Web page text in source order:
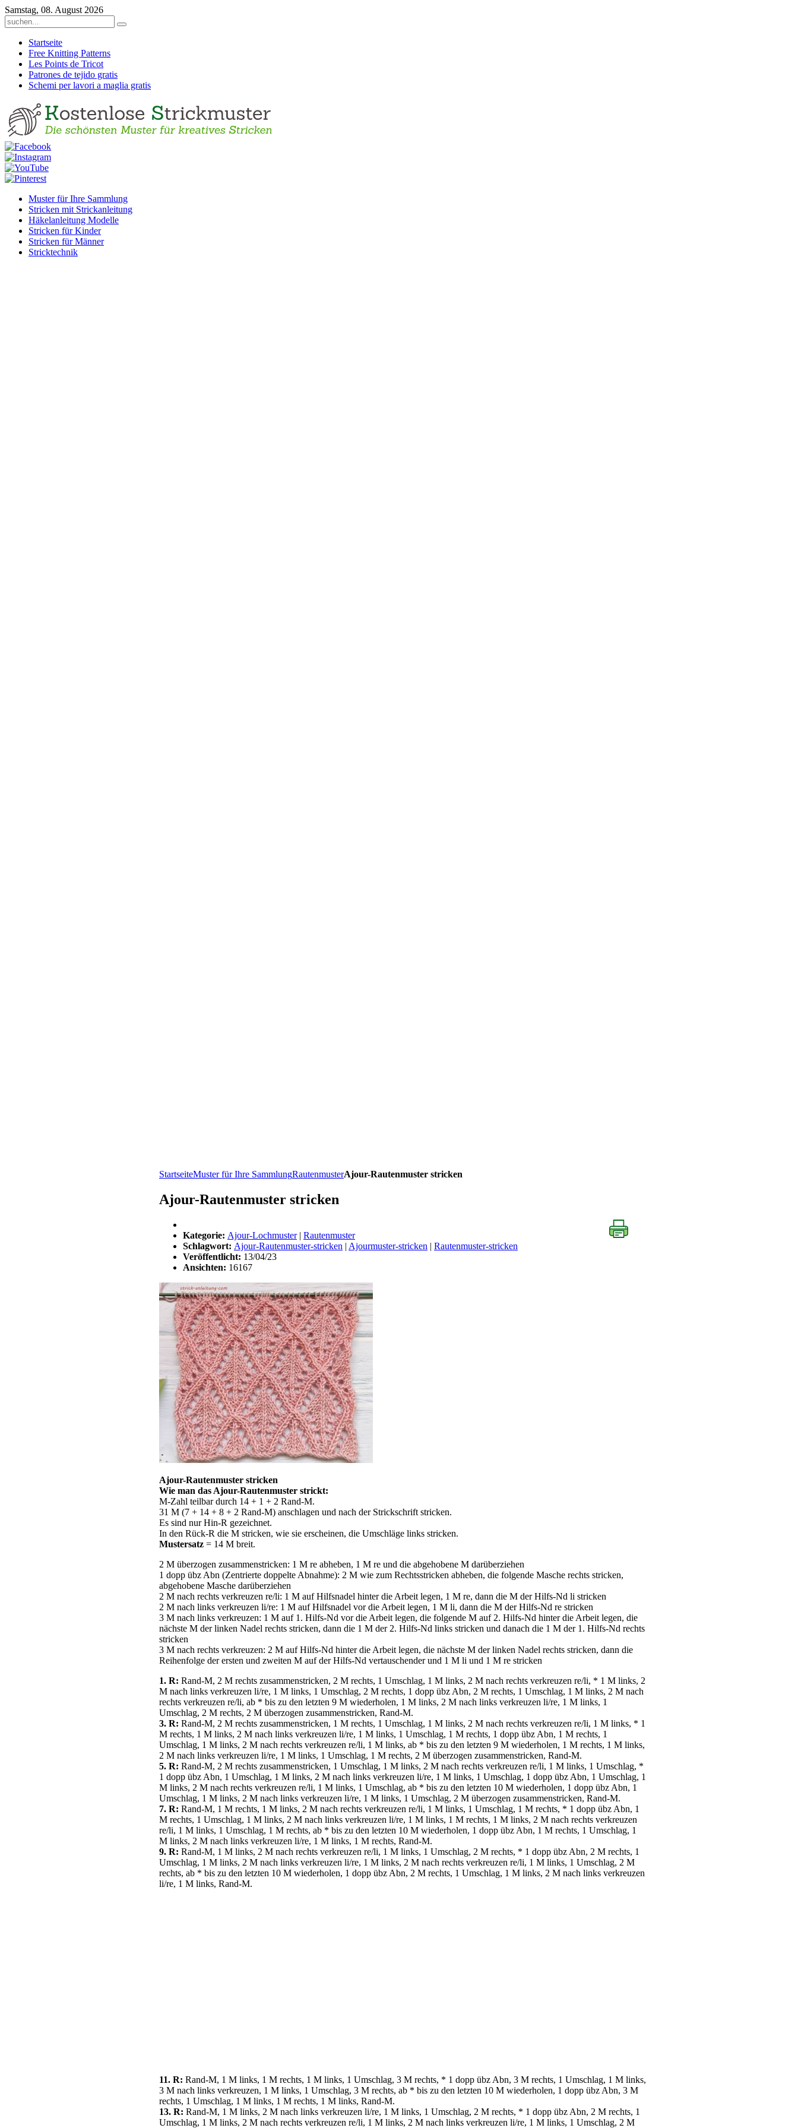
Samstag, 08. August 2026
Startseite
Free Knitting Patterns
Les Points de Tricot
Patrones de tejido gratis
Schemi per lavori a maglia gratis
Muster für Ihre Sammlung
Stricken mit Strickanleitung
Häkelanleitung Modelle
Stricken für Kinder
Stricken für Männer
Stricktechnik
StartseiteMuster für Ihre SammlungRautenmusterAjour-Rautenmuster stricken
Ajour-Rautenmuster stricken
Kategorie: Ajour-Lochmuster| Rautenmuster
Schlagwort: Ajour-Rautenmuster-stricken | Ajourmuster-stricken | Rautenmuster-stricken
Veröffentlicht: 13/04/23
Ansichten: 16167
Ajour-Rautenmuster stricken
Wie man das Ajour-Rautenmuster strickt:
M-Zahl teilbar durch 14 + 1 + 2 Rand-M.
31 M (7 + 14 + 8 + 2 Rand-M) anschlagen und nach der Strickschrift stricken.
Es sind nur Hin-R gezeichnet.
In den Rück-R die M stricken, wie sie erscheinen, die Umschläge links stricken.
Mustersatz = 14 M breit.
2 M überzogen zusammenstricken: 1 M re abheben, 1 M re und die abgehobene M darüberziehen
1 dopp übz Abn (Zentrierte doppelte Abnahme): 2 M wie zum Rechtsstricken abheben, die folgende Masche rechts stricken,
abgehobene Masche darüberziehen
2 M nach rechts verkreuzen re/li: 1 M auf Hilfsnadel hinter die Arbeit legen, 1 M re, dann die M der Hilfs-Nd li stricken
2 M nach links verkreuzen li/re: 1 M auf Hilfsnadel vor die Arbeit legen, 1 M li, dann die M der Hilfs-Nd re stricken
3 M nach links verkreuzen: 1 M auf 1. Hilfs-Nd vor die Arbeit legen, die folgende M auf 2. Hilfs-Nd hinter die Arbeit legen, die
nächste M der linken Nadel rechts stricken, dann die 1 M der 2. Hilfs-Nd links stricken und danach die 1 M der 1. Hilfs-Nd rechts
stricken
3 M nach rechts verkreuzen: 2 M auf Hilfs-Nd hinter die Arbeit legen, die nächste M der linken Nadel rechts stricken, dann die
Reihenfolge der ersten und zweiten M auf der Hilfs-Nd vertauschender und 1 M li und 1 M re stricken
1. R: Rand-M, 2 M rechts zusammenstricken, 2 M rechts, 1 Umschlag, 1 M links, 2 M nach rechts verkreuzen re/li, * 1 M links, 2
M nach links verkreuzen li/re, 1 M links, 1 Umschlag, 2 M rechts, 1 dopp übz Abn, 2 M rechts, 1 Umschlag, 1 M links, 2 M nach
rechts verkreuzen re/li, ab * bis zu den letzten 9 M wiederholen, 1 M links, 2 M nach links verkreuzen li/re, 1 M links, 1
Umschlag, 2 M rechts, 2 M überzogen zusammenstricken, Rand-M.
3. R: Rand-M, 2 M rechts zusammenstricken, 1 M rechts, 1 Umschlag, 1 M links, 2 M nach rechts verkreuzen re/li, 1 M links, * 1
M rechts, 1 M links, 2 M nach links verkreuzen li/re, 1 M links, 1 Umschlag, 1 M rechts, 1 dopp übz Abn, 1 M rechts, 1
Umschlag, 1 M links, 2 M nach rechts verkreuzen re/li, 1 M links, ab * bis zu den letzten 9 M wiederholen, 1 M rechts, 1 M links,
2 M nach links verkreuzen li/re, 1 M links, 1 Umschlag, 1 M rechts, 2 M überzogen zusammenstricken, Rand-M.
5. R: Rand-M, 2 M rechts zusammenstricken, 1 Umschlag, 1 M links, 2 M nach rechts verkreuzen re/li, 1 M links, 1 Umschlag, *
1 dopp übz Abn, 1 Umschlag, 1 M links, 2 M nach links verkreuzen li/re, 1 M links, 1 Umschlag, 1 dopp übz Abn, 1 Umschlag, 1
M links, 2 M nach rechts verkreuzen re/li, 1 M links, 1 Umschlag, ab * bis zu den letzten 10 M wiederholen, 1 dopp übz Abn, 1
Umschlag, 1 M links, 2 M nach links verkreuzen li/re, 1 M links, 1 Umschlag, 2 M überzogen zusammenstricken, Rand-M.
7. R: Rand-M, 1 M rechts, 1 M links, 2 M nach rechts verkreuzen re/li, 1 M links, 1 Umschlag, 1 M rechts, * 1 dopp übz Abn, 1
M rechts, 1 Umschlag, 1 M links, 2 M nach links verkreuzen li/re, 1 M links, 1 M rechts, 1 M links, 2 M nach rechts verkreuzen
re/li, 1 M links, 1 Umschlag, 1 M rechts, ab * bis zu den letzten 10 M wiederholen, 1 dopp übz Abn, 1 M rechts, 1 Umschlag, 1
M links, 2 M nach links verkreuzen li/re, 1 M links, 1 M rechts, Rand-M.
9. R: Rand-M, 1 M links, 2 M nach rechts verkreuzen re/li, 1 M links, 1 Umschlag, 2 M rechts, * 1 dopp übz Abn, 2 M rechts, 1
Umschlag, 1 M links, 2 M nach links verkreuzen li/re, 1 M links, 2 M nach rechts verkreuzen re/li, 1 M links, 1 Umschlag, 2 M
rechts, ab * bis zu den letzten 10 M wiederholen, 1 dopp übz Abn, 2 M rechts, 1 Umschlag, 1 M links, 2 M nach links verkreuzen
li/re, 1 M links, Rand-M.
11. R: Rand-M, 1 M links, 1 M rechts, 1 M links, 1 Umschlag, 3 M rechts, * 1 dopp übz Abn, 3 M rechts, 1 Umschlag, 1 M links,
3 M nach links verkreuzen, 1 M links, 1 Umschlag, 3 M rechts, ab * bis zu den letzten 10 M wiederholen, 1 dopp übz Abn, 3 M
rechts, 1 Umschlag, 1 M links, 1 M rechts, 1 M links, Rand-M.
13. R: Rand-M, 1 M links, 2 M nach links verkreuzen li/re, 1 M links, 1 Umschlag, 2 M rechts, * 1 dopp übz Abn, 2 M rechts, 1
Umschlag, 1 M links, 2 M nach rechts verkreuzen re/li, 1 M links, 2 M nach links verkreuzen li/re, 1 M links, 1 Umschlag, 2 M